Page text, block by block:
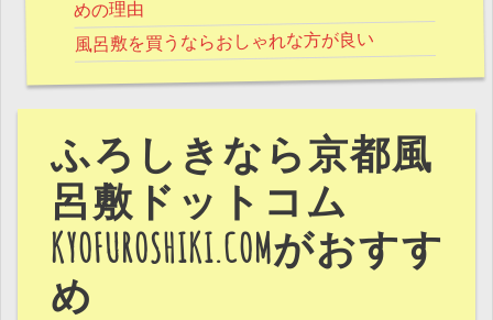
めの理由
風呂敷を買うならおしゃれな方が良い
ふろしきなら京都風
呂敷ドットコム
KYOFUROSHIKI.COMがおすす
め